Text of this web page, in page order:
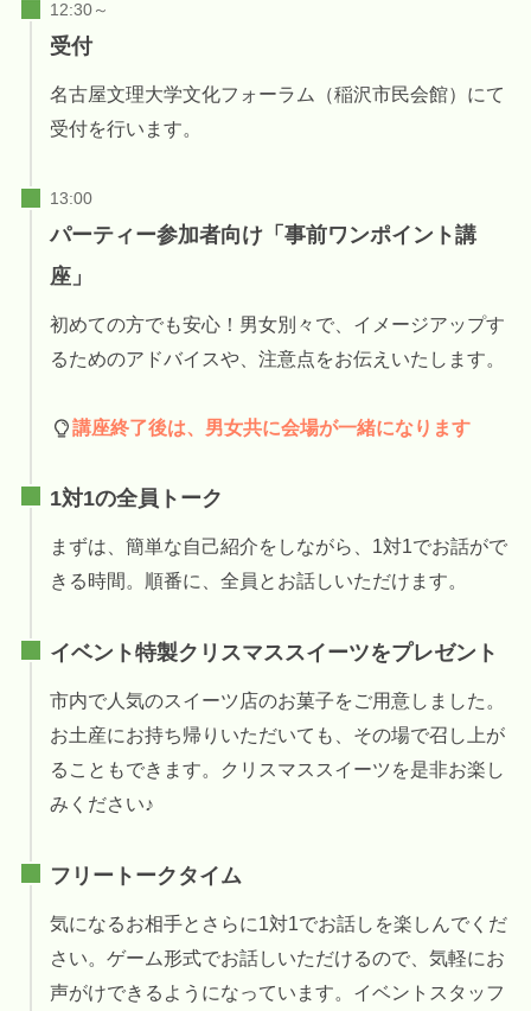
受付
名古屋文理大学文化フォーラム（稲沢市民会館）にて
受付を行います。
パーティー参加者向け「事前ワンポイント講
座」
初めての方でも安心！男女別々で、イメージアップす
るためのアドバイスや、注意点をお伝えいたします。
講座終了後は、男女共に会場が一緒になります
1対1の全員トーク
まずは、簡単な自己紹介をしながら、1対1でお話がで
きる時間。順番に、全員とお話しいただけます。
イベント特製クリスマススイーツをプレゼント
市内で人気のスイーツ店のお菓子をご用意しました。
お土産にお持ち帰りいただいても、その場で召し上が
ることもできます。クリスマススイーツを是非お楽し
みください♪
フリートークタイム
気になるお相手とさらに1対1でお話しを楽しんでくだ
さい。ゲーム形式でお話しいただけるので、気軽にお
声がけできるようになっています。イベントスタッフ